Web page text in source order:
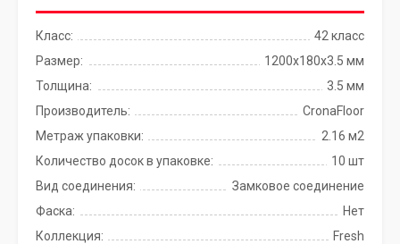
Класс:
42 класс
Размер:
1200х180х3.5 мм
Толщина:
3.5 мм
Производитель:
CronaFloor
Метраж упаковки:
2.16 м2
Количество досок в упаковке:
10 шт
Вид соединения:
Замковое соединение
Фаска:
Нет
Коллекция:
Fresh